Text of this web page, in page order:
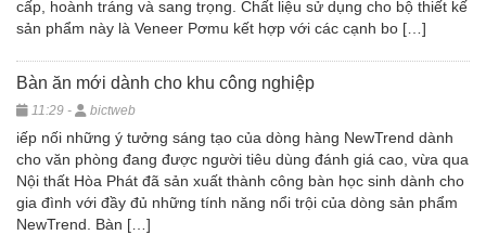
cấp, hoành tráng và sang trọng. Chất liệu sử dụng cho bộ thiết kế
sản phẩm này là Veneer Pơmu kết hợp với các cạnh bo […]
Bàn ăn mới dành cho khu công nghiệp
11:29 - bictweb
iếp nối những ý tưởng sáng tạo của dòng hàng NewTrend dành
cho văn phòng đang được người tiêu dùng đánh giá cao, vừa qua
Nội thất Hòa Phát đã sản xuất thành công bàn học sinh dành cho
gia đình với đầy đủ những tính năng nổi trội của dòng sản phẩm
NewTrend. Bàn […]